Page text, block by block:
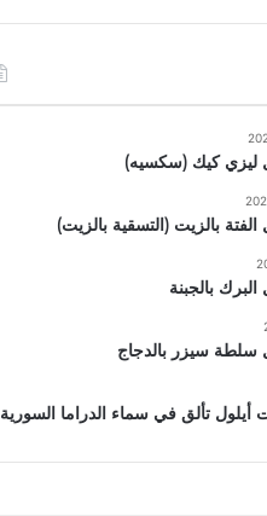
ليزي كيك (سكسيه)
بالزيت (التسقية بالزيت)
بالجبنة
سيزر بالدجاج
تألق في سماء الدراما السورية